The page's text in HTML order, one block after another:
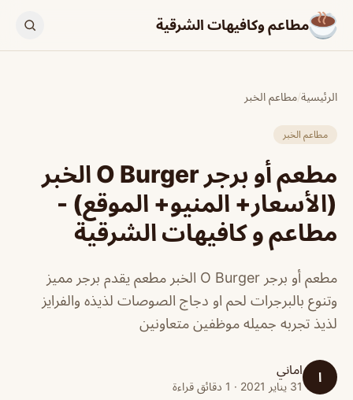
مطاعم وكافيهات الشرقية
الرئيسية/مطاعم الخبر
مطاعم الخبر
مطعم أو برجر O Burger الخبر
(الأسعار+ المنيو+ الموقع) -
مطاعم و كافيهات الشرقية
مطعم أو برجر O Burger الخبر مطعم يقدم برجر مميز
وتنوع بالبرجرات لحم او دجاج الصوصات لذيذه والفرايز
لذيذ تجربه جميله موظفين متعاونين
ا اماني
31 يناير 2021 · 1 دقائق قراءة